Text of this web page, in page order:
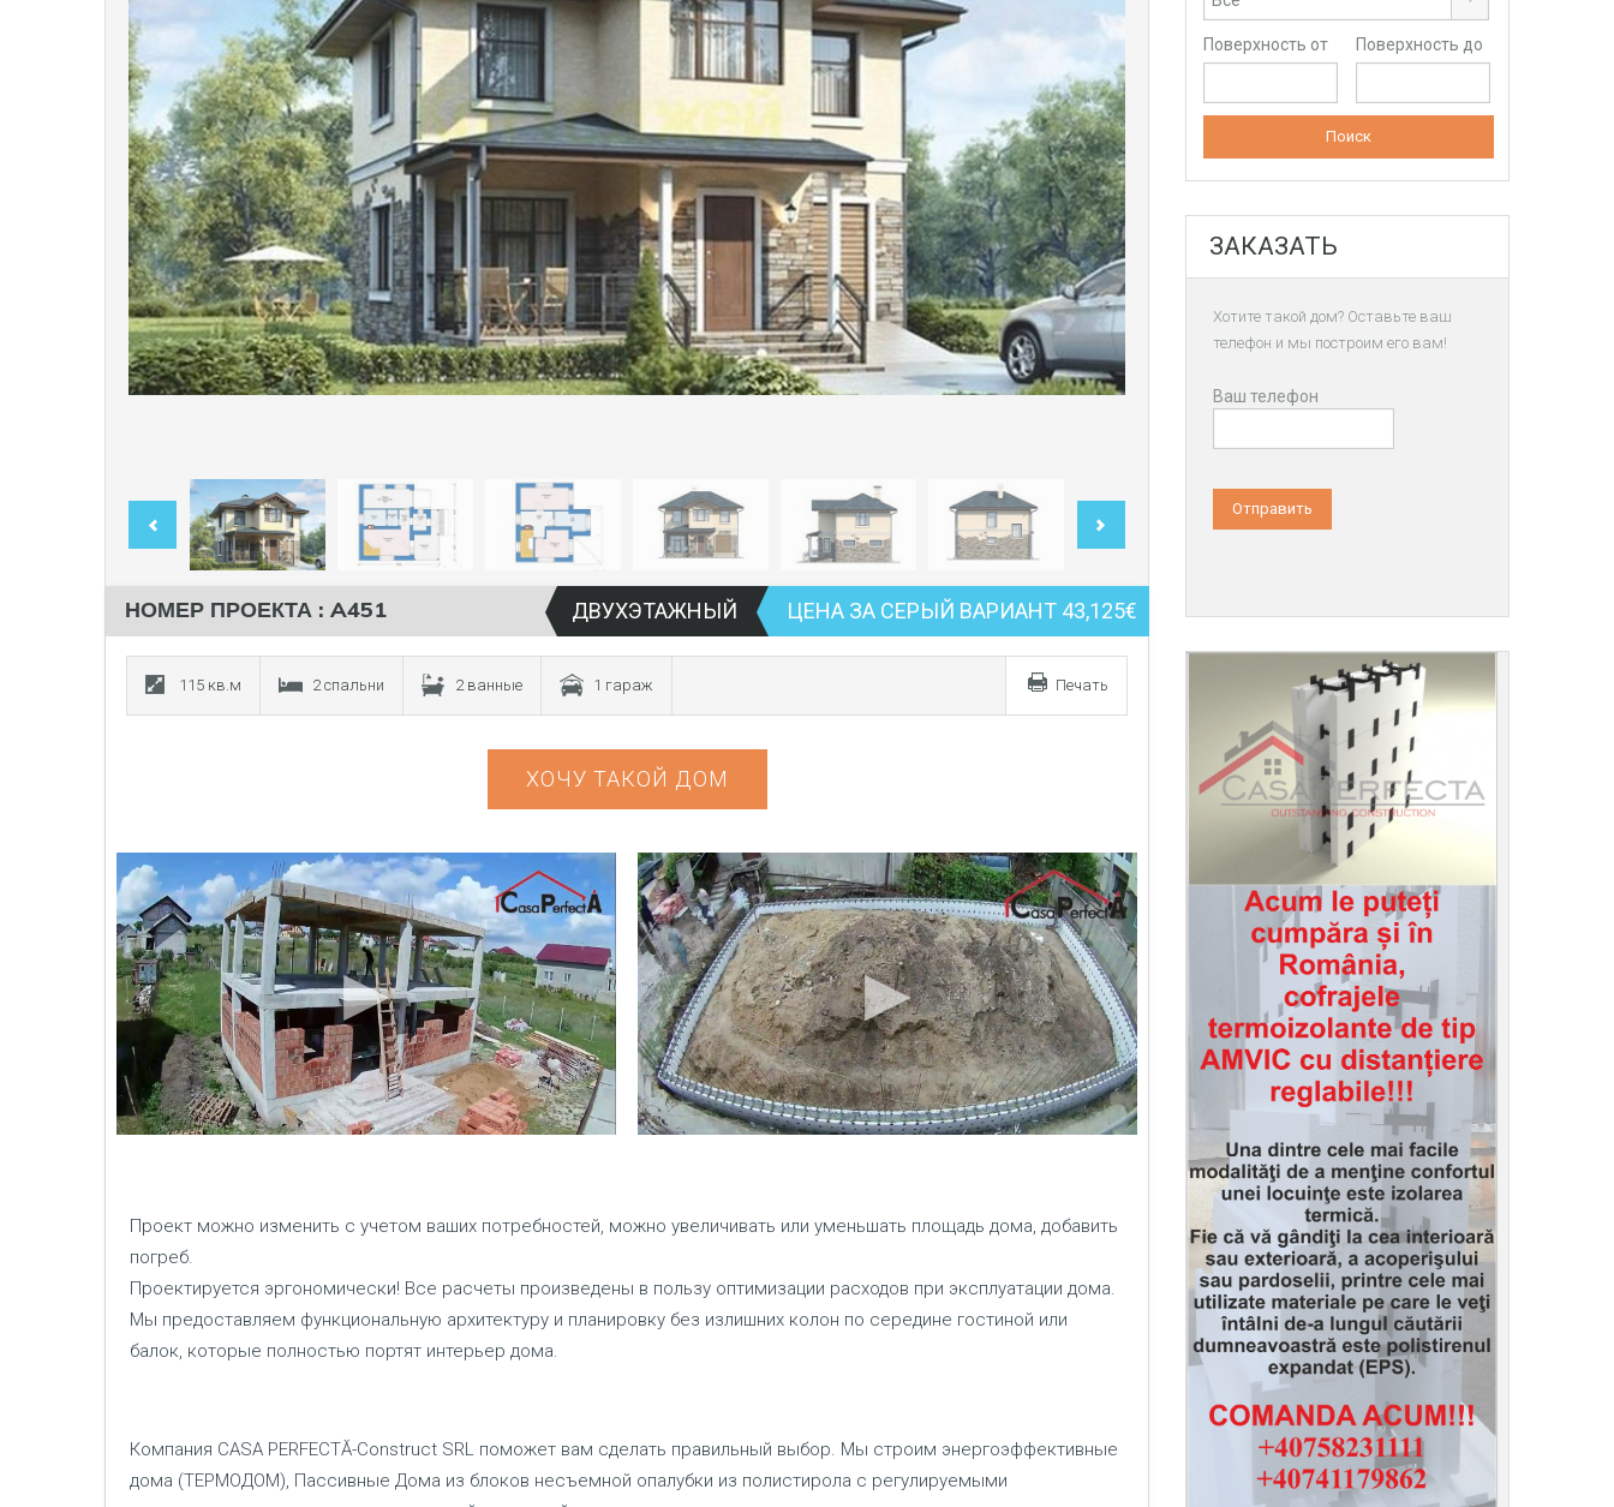
НОМЕР ПРОЕКТА : A451 ДВУХЭТАЖНЫЙ ЦЕНА ЗА СЕРЫЙ ВАРИАНТ 43,125€
115 кв.м 2 спальни 2 ванные 1 гараж Печать
ХОЧУ ТАКОЙ ДОМ
Проект можно изменить с учетом ваших потребностей, можно увеличивать или уменьшать площадь дома, добавить
погреб.
Проектируется эргономически! Все расчеты произведены в пользу оптимизации расходов при эксплуатации дома.
Мы предоставляем функциональную архитектуру и планировку без излишних колон по середине гостиной или
балок, которые полностью портят интерьер дома.
Компания CASA PERFECTĂ-Construct SRL поможет вам сделать правильный выбор. Мы строим энергоэффективные
дома (ТЕРМОДОМ), Пассивные Дома из блоков несъемной опалубки из полистирола с регулируемыми
Поверхность от Поверхность до
ЗАКАЗАТЬ
Хотите такой дом? Оставьте ваш
телефон и мы построим его вам!
Ваш телефон